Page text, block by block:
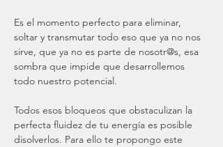
Es el momento perfecto para eliminar,
soltar y transmutar todo eso que ya no nos
sirve, que ya no es parte de nosotr@s, esa
sombra que impide que desarrollemos
todo nuestro potencial.
Todos esos bloqueos que obstaculizan la
perfecta fluidez de tu energía es posible
disolverlos. Para ello te propongo este